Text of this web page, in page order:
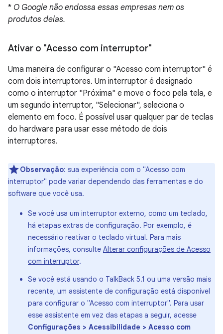
* O Google não endossa essas empresas nem os
produtos delas.
Ativar o "Acesso com interruptor"
Uma maneira de configurar o "Acesso com interruptor" é
com dois interruptores. Um interruptor é designado
como o interruptor "Próxima" e move o foco pela tela, e
um segundo interruptor, "Selecionar", seleciona o
elemento em foco. É possível usar qualquer par de teclas
do hardware para usar esse método de dois
interruptores.
Observação: sua experiência com o "Acesso com
interruptor" pode variar dependendo das ferramentas e do
software que você usa.
Se você usa um interruptor externo, como um teclado,
há etapas extras de configuração. Por exemplo, é
necessário reativar o teclado virtual. Para mais
informações, consulte Alterar configurações de Acesso
com interruptor.
Se você está usando o TalkBack 5.1 ou uma versão mais
recente, um assistente de configuração está disponível
para configurar o "Acesso com interruptor". Para usar
esse assistente em vez das etapas a seguir, acesse
Configurações > Acessibilidade > Acesso com